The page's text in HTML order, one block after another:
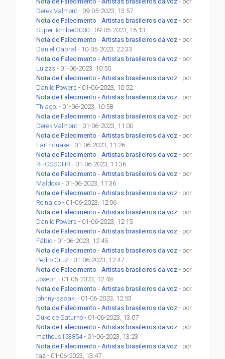
Derek Valmont - 09-05-2023, 13:57
Nota de Falecimento - Artistas brasileiros da voz - por
SuperBomber3000 - 09-05-2023, 16:13
Nota de Falecimento - Artistas brasileiros da voz - por
Daniel Cabral - 10-05-2023, 22:33
Nota de Falecimento - Artistas brasileiros da voz - por
Luizzs - 01-06-2023, 10:50
Nota de Falecimento - Artistas brasileiros da voz - por
Danilo Powers - 01-06-2023, 10:52
Nota de Falecimento - Artistas brasileiros da voz - por
Thiago. - 01-06-2023, 10:58
Nota de Falecimento - Artistas brasileiros da voz - por
Derek Valmont - 01-06-2023, 11:00
Nota de Falecimento - Artistas brasileiros da voz - por
Earthquake - 01-06-2023, 11:26
Nota de Falecimento - Artistas brasileiros da voz - por
RHCSSCHR - 01-06-2023, 11:36
Nota de Falecimento - Artistas brasileiros da voz - por
Maldoxx - 01-06-2023, 11:36
Nota de Falecimento - Artistas brasileiros da voz - por
Reinaldo - 01-06-2023, 12:06
Nota de Falecimento - Artistas brasileiros da voz - por
Danilo Powers - 01-06-2023, 12:15
Nota de Falecimento - Artistas brasileiros da voz - por
Fábio - 01-06-2023, 12:45
Nota de Falecimento - Artistas brasileiros da voz - por
Pedro Cruz - 01-06-2023, 12:47
Nota de Falecimento - Artistas brasileiros da voz - por
Joseph - 01-06-2023, 12:48
Nota de Falecimento - Artistas brasileiros da voz - por
johnny-sasaki - 01-06-2023, 12:53
Nota de Falecimento - Artistas brasileiros da voz - por
Duke de Saturno - 01-06-2023, 13:07
Nota de Falecimento - Artistas brasileiros da voz - por
matheus153854- 01-06-2023, 13:23
Nota de Falecimento - Artistas brasileiros da voz - por
taz - 01-06-2023, 13:47